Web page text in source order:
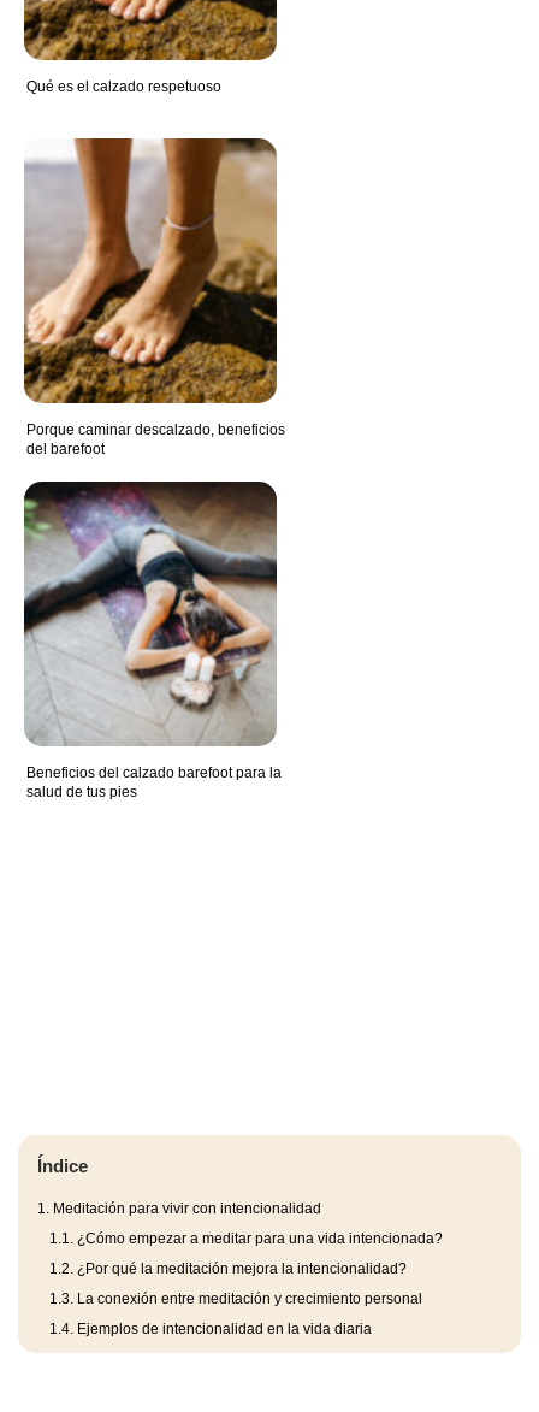
Qué es el calzado respetuoso
Porque caminar descalzado, beneficios
del barefoot
Beneficios del calzado barefoot para la
salud de tus pies
Índice
1. Meditación para vivir con intencionalidad
1.1. ¿Cómo empezar a meditar para una vida intencionada?
1.2. ¿Por qué la meditación mejora la intencionalidad?
1.3. La conexión entre meditación y crecimiento personal
1.4. Ejemplos de intencionalidad en la vida diaria